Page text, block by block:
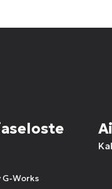
G-Works